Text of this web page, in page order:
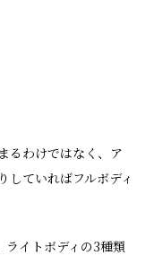
るわけではなく、ア
していればフルボディ
ライトボディの3種類